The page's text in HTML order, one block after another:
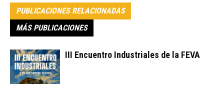
PUBLICACIONES RELACIONADAS
MÁS PUBLICACIONES
III Encuentro Industriales de la FEVA